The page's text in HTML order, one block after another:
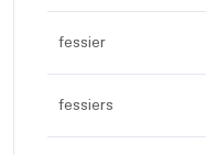
fessier
fessiers